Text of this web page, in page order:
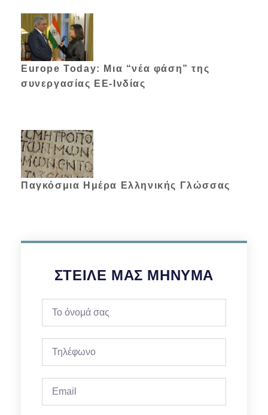
Europe Today: Μια “νέα φάση” της
συνεργασίας ΕΕ-Ινδίας
Παγκόσμια Ημέρα Ελληνικής Γλώσσας
ΣΤΕΊΛΕ ΜΑΣ ΜΉΝΥΜΑ